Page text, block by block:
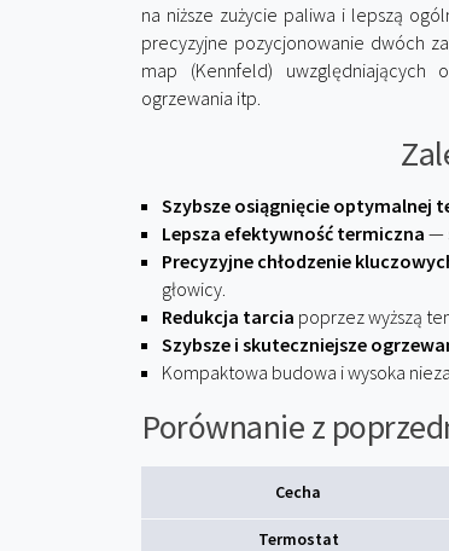
na niższe zużycie paliwa i lepszą
precyzyjne pozycjonowanie dwóch
map (Kennfeld) uwzględniających
ogrzewania itp.
Szybsze osiągnięcie optymalnej
Lepsza efektywność termiczna —
Precyzyjne chłodzenie
głowicy.
Redukcja tarcia poprzez wyższą
Szybsze i skuteczniejsze
Kompaktowa budowa i wysoka
Porównanie z
Cecha
Termostat